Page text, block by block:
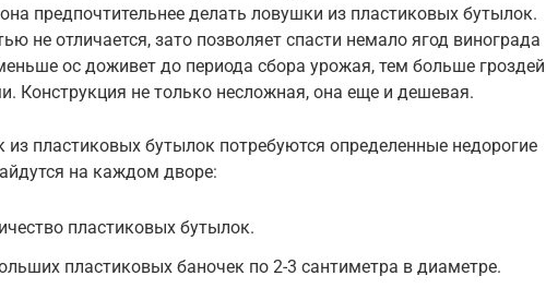
предпочтительнее делать ловушки из пластиковых бутылок.
не отличается, зато позволяет спасти немало ягод винограда
ос доживет до периода сбора урожая, тем больше гроздей
Конструкция не только несложная, она еще и дешевая.
пластиковых бутылок потребуются определенные недорогие
на каждом дворе:
пластиковых бутылок.
пластиковых баночек по 2-3 сантиметра в диаметре.